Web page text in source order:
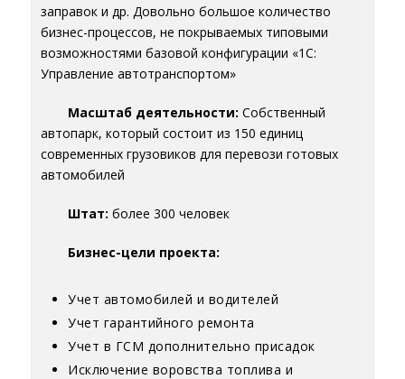
заправок и др. Довольно большое количество
бизнес-процессов, не покрываемых типовыми
возможностями базовой конфигурации «1С:
Управление автотранспортом»
Масштаб деятельности: Собственный
автопарк, который состоит из 150 единиц
современных грузовиков для перевози готовых
автомобилей
Штат: более 300 человек
Бизнес-цели проекта:
Учет автомобилей и водителей
Учет гарантийного ремонта
Учет в ГСМ дополнительно присадок
Исключение воровства топлива и